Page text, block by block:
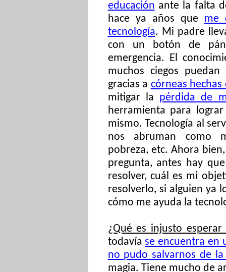
educación ante la falta
hace ya años que me
tecnología. Mi padre
con un botón de
emergencia. El
muchos ciegos
gracias a córneas
mitigar la pérdida de
herramienta para
mismo. Tecnología al
nos abruman como
pobreza, etc. Ahora
pregunta, antes hay
resolver, cuál es mi
resolverlo, si alguien ya
cómo me ayuda la
¿Qué es injusto esperar
todavía se encuentra en
no pudo salvarnos de
magia. Tiene mucho de